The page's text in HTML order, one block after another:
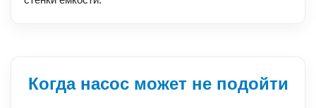
Когда насос может не подойти